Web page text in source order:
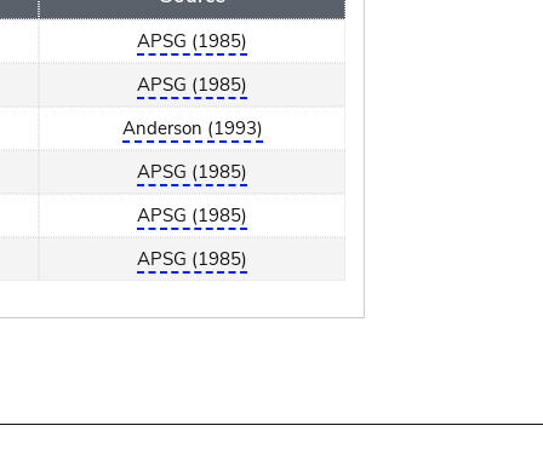
APSG (1985)
APSG (1985)
Anderson (1993)
APSG (1985)
APSG (1985)
APSG (1985)